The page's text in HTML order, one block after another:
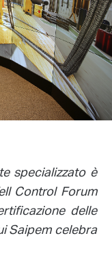
specializzato è
Control Forum
delle
Saipem celebra